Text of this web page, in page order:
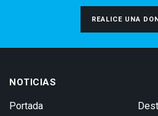
REALICE UNA
NOTICIAS
Portada